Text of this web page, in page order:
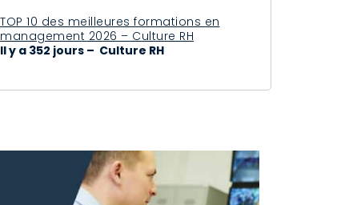
TOP 10 des meilleures formations en
management 2026 – Culture RH
Il y a 352 jours – Culture RH